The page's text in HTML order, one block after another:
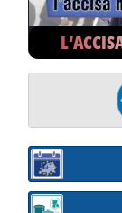
sabato 26 novembre
Sezione: